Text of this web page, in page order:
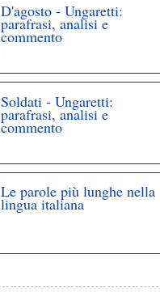
D'agosto - Ungaretti:
parafrasi, analisi e
commento
Soldati - Ungaretti:
parafrasi, analisi e
commento
Le parole più lunghe nella
lingua italiana